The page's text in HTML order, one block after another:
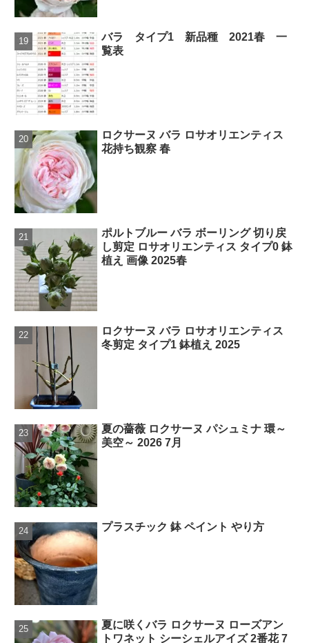
バラ タイプ1 新品種 2021春 一
覧表
ロクサーヌ バラ ロサオリエンティス
花持ち観察 春
ポルトブルー バラ ボーリング 切り戻
し剪定 ロサオリエンティス タイプ0 鉢
植え 画像 2025春
ロクサーヌ バラ ロサオリエンティス
冬剪定 タイプ1 鉢植え 2025
夏の薔薇 ロクサーヌ パシュミナ 環～
美空～ 2026 7月
プラスチック 鉢 ペイント やり方
夏に咲くバラ ロクサーヌ ローズアン
トワネット シーシェルアイズ 2番花 7